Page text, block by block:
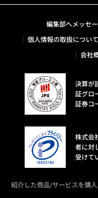
編集部へメッセ
個人情報の取扱について
会社
決算が
証グロ
証券コ
株式会
者に対
受けて
紹介した商品/サービスを購